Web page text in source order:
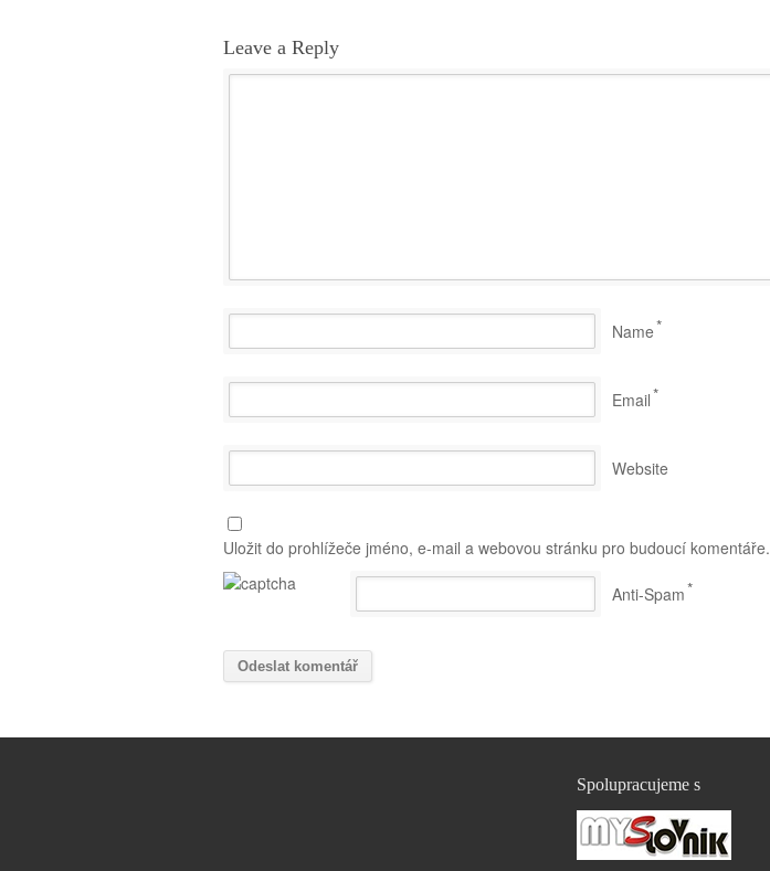
Leave a Reply
Name*
Email*
Website
Uložit do prohlížeče jméno, e-mail a webovou stránku pro budoucí komentáře.
Anti-Spam*
Spolupracujeme s